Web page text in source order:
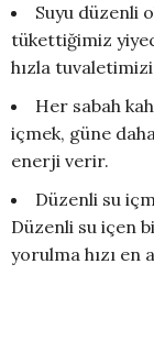
Suyu düzenli
tükettiğimiz
hızla
Her sabah
içmek, güne
enerji verir.
Düzenli su
Düzenli su içen
yorulma hızı en